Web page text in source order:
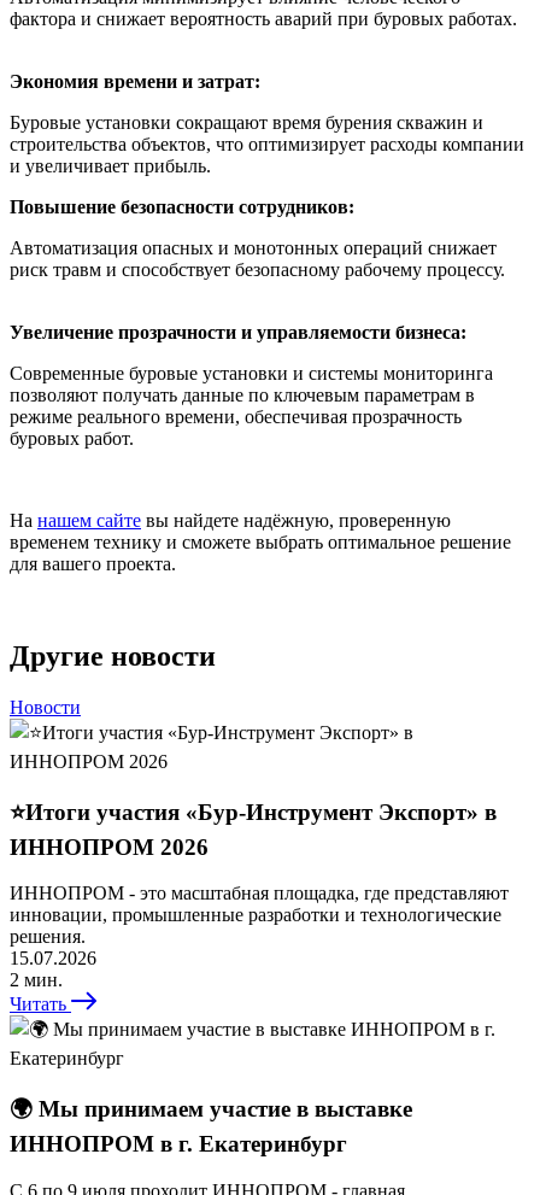
фактора и снижает вероятность аварий при буровых работах.
Экономия времени и затрат:
Буровые установки сокращают время бурения скважин и
строительства объектов, что оптимизирует расходы компании
и увеличивает прибыль.
Повышение безопасности сотрудников:
Автоматизация опасных и монотонных операций снижает
риск травм и способствует безопасному рабочему процессу.
Увеличение прозрачности и управляемости бизнеса:
Современные буровые установки и системы мониторинга
позволяют получать данные по ключевым параметрам в
режиме реального времени, обеспечивая прозрачность
буровых работ.
На нашем сайте вы найдете надёжную, проверенную
временем технику и сможете выбрать оптимальное решение
для вашего проекта.
Другие новости
Новости
⭐️Итоги участия «Бур-Инструмент Экспорт» в
ИННОПРОМ 2026
ИННОПРОМ - это масштабная площадка, где представляют
инновации, промышленные разработки и технологические
решения.
15.07.2026
2 мин.
Читать
🌍 Мы принимаем участие в выставке
ИННОПРОМ в г. Екатеринбург
С 6 по 9 июля проходит ИННОПРОМ - главная